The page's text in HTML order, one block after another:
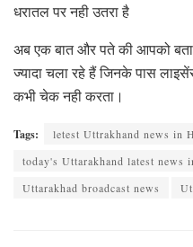
धरातल पर नही उतरा है
अब एक बात और पते की आपको
ज्यादा चला रहे हैं जिनके पास
कभी चेक नही करता।
Tags:
letest Uttrakhand news in
today's Uttarakhand latest news
Uttarakhad broadcast news